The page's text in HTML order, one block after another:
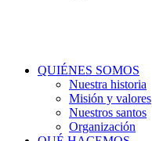
QUIÉNES SOMOS
Nuestra historia
Misión y valores
Nuestros santos
Organización